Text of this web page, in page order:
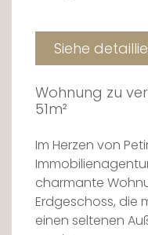
Siehe
Wohnung zu
51m²
Im Herzen von
charmante
Erdgeschoss, die
einen seltenen